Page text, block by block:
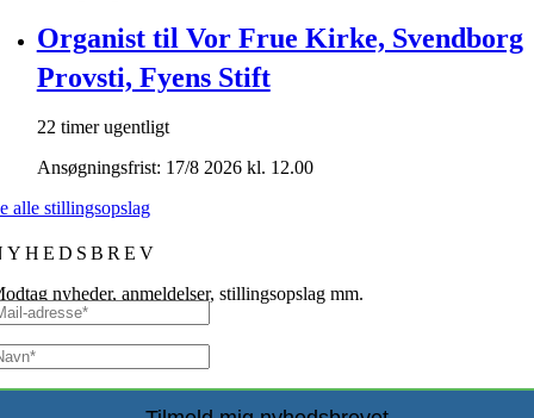
Organist til Vor Frue Kirke, Svendborg
Provsti, Fyens Stift
22 timer ugentligt
Ansøgningsfrist: 17/8 2026 kl. 12.00
alle stillingsopslag
nyheder, anmeldelser, stillingsopslag mm.